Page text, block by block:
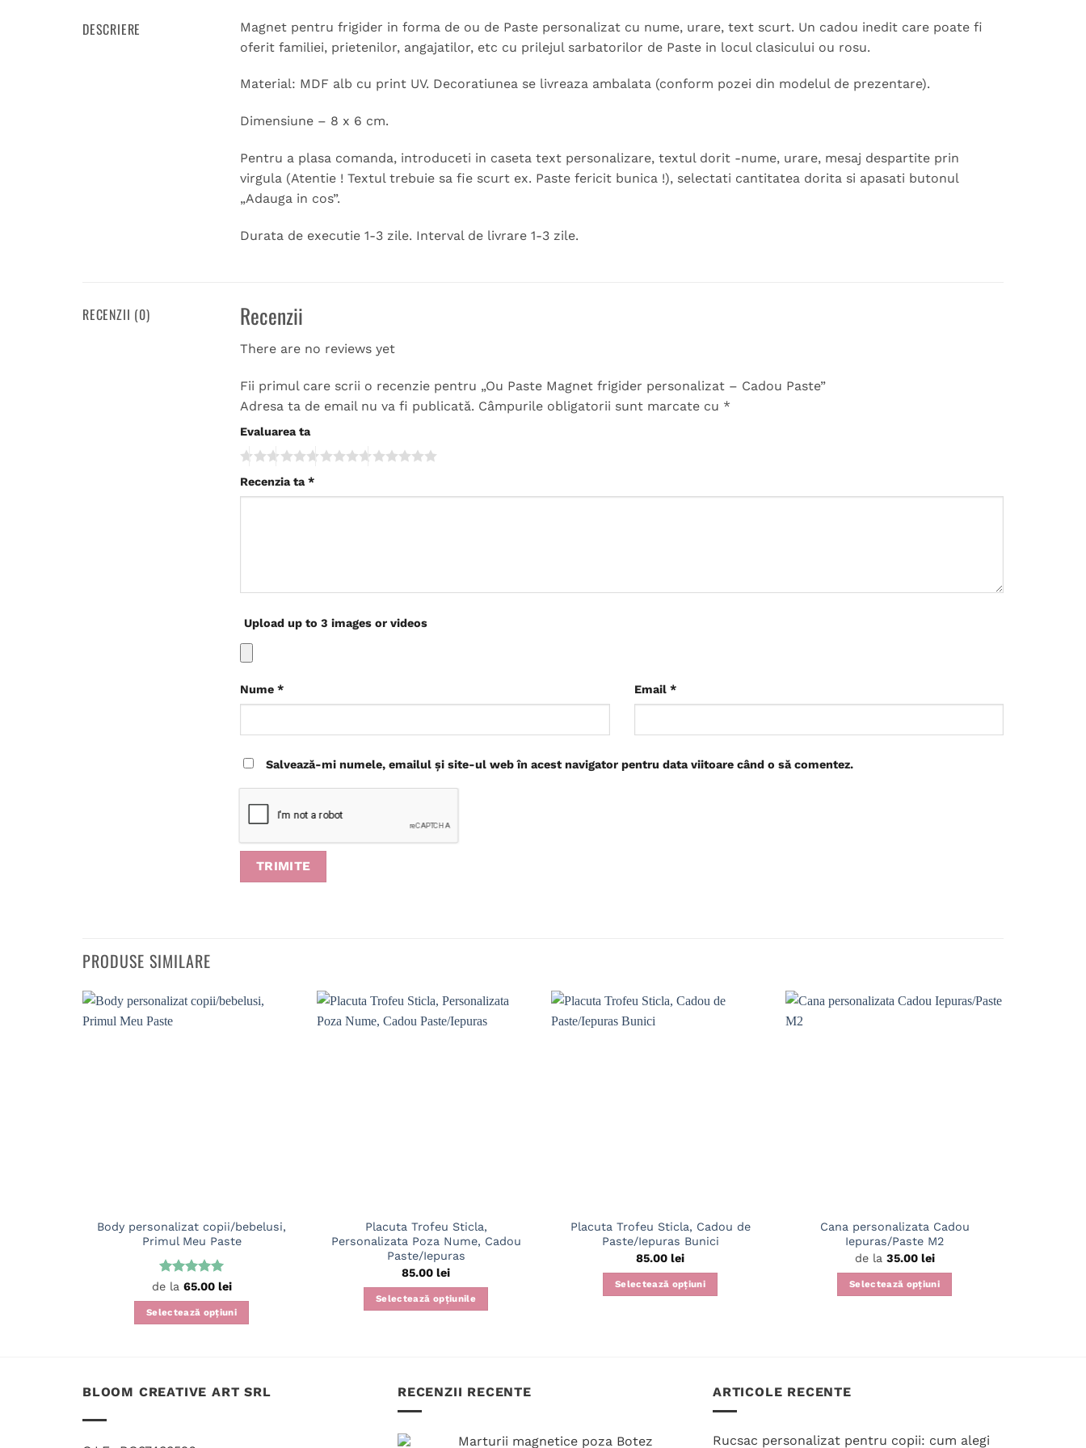
DESCRIERE
Magnet pentru frigider in forma de ou de Paste personalizat cu nume, urare, text scurt. Un cadou inedit care poate fi
oferit familiei, prietenilor, angajatilor, etc cu prilejul sarbatorilor de Paste in locul clasicului ou rosu.
Material: MDF alb cu print UV. Decoratiunea se livreaza ambalata (conform pozei din modelul de prezentare).
Dimensiune – 8 x 6 cm.
Pentru a plasa comanda, introduceti in caseta text personalizare, textul dorit -nume, urare, mesaj despartite prin
virgula (Atentie ! Textul trebuie sa fie scurt ex. Paste fericit bunica !), selectati cantitatea dorita si apasati butonul
„Adauga in cos”.
Durata de executie 1-3 zile. Interval de livrare 1-3 zile.
RECENZII (0) Recenzii
There are no reviews yet
Fii primul care scrii o recenzie pentru „Ou Paste Magnet frigider personalizat – Cadou Paste”
Adresa ta de email nu va fi publicată. Câmpurile obligatorii sunt marcate cu *
Evaluarea ta
Recenzia ta *
Upload up to 3 images or videos
Nume * Email *
Salvează-mi numele, emailul și site-ul web în acest navigator pentru data viitoare când o să comentez.
PRODUSE SIMILARE
Body personalizat copii/bebelusi,
Primul Meu Paste
Evaluat la
de la 65.00 lei
Selectează opțiuni
mai
Opțiunile
Placuta Trofeu Sticla,
Personalizata Poza Nume, Cadou
Paste/Iepuras
85.00 lei
Selectează opțiunile
Placuta Trofeu Sticla, Cadou de
Paste/Iepuras Bunici
85.00 lei
Selectează opțiuni
Cana personalizata Cadou
Iepuras/Paste M2
de la 35.00 lei
Selectează opțiuni
BLOOM CREATIVE ART SRL RECENZII RECENTE
Marturii magnetice poza Botez
ARTICOLE RECENTE
Rucsac personalizat pentru copii: cum alegi